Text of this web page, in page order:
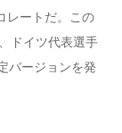
レートだ。この
ドイツ代表選手
バージョンを発